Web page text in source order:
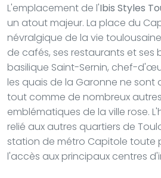
L'emplacement de l'Ibis Styles
un atout majeur. La place du
névralgique de la vie
de cafés, ses restaurants et ses
basilique Saint-Sernin, chef-
les quais de la Garonne ne sont
tout comme de nombreux
emblématiques de la ville rose.
relié aux autres quartiers de
station de métro Capitole toute
l'accès aux principaux centres